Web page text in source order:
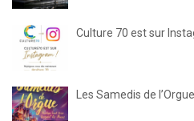
Culture 70 est sur
Les Samedis de